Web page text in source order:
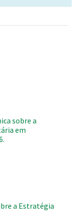
sobre a
em
a Estratégia